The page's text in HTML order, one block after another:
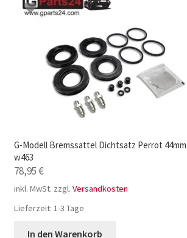
G-Modell Bremssattel Dichtsatz Perrot 44mm
w463
78,95€
inkl. MwSt. zzgl. Versandkosten
Lieferzeit: 1-3 Tage
In den Warenkorb